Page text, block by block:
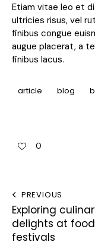
Etiam vitae leo et
ultricies risus, vel
finibus congue
augue placerat, a
finibus lacus.
article blog
0
PREVIOUS
Exploring
delights at food
festivals